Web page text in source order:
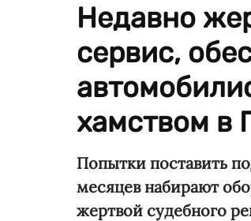
Недавно
сервис,
хамством в
Попытки поставить
месяцев набирают
жертвой судебного